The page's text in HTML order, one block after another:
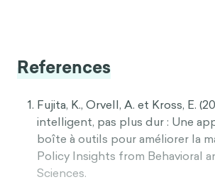
References
Fujita, K., Orvell, A. et Kross, E.
intelligent, pas plus dur : Une
boîte à outils pour améliorer la
Policy Insights from Behavioral
Sciences.